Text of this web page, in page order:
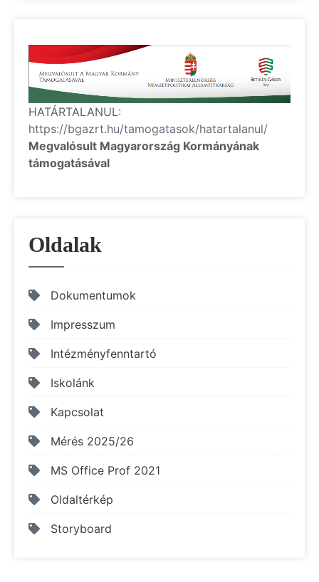
HATÁRTALANUL:
https://bgazrt.hu/tamogatasok/hatartalanul/
Megvalósult Magyarország Kormányának
támogatásával
Oldalak
Dokumentumok
Impresszum
Intézményfenntartó
Iskolánk
Kapcsolat
Mérés 2025/26
MS Office Prof 2021
Oldaltérkép
Storyboard